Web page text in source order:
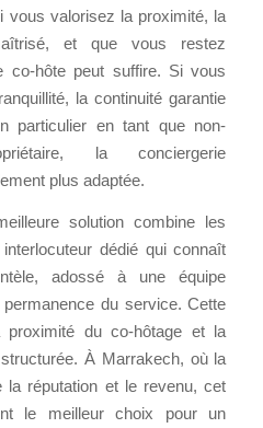
vous valorisez la proximité, la
et que vous restez
co-hôte peut suffire. Si vous
la continuité garantie
particulier en tant que non-
la conciergerie
plus adaptée.
solution combine les
dédié qui connaît
adossé à une équipe
du service. Cette
proximité du co-hôtage et la
structurée. À Marrakech, où la
la réputation et le revenu, cet
le meilleur choix pour un